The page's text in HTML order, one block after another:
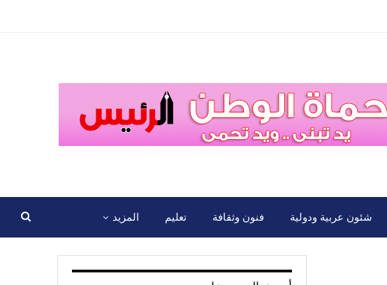
شئون عربية ودولية فنون وثقافة تعليم المزيد